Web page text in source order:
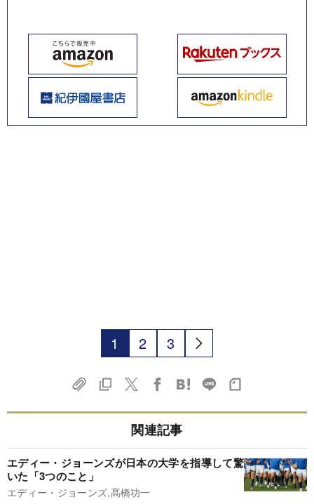
1 2 3
関連記事
エディー・ジョーンズが日本の大学を指導して驚
いた「3つのこと」
エディー・ジョーンズ,髙橋功一